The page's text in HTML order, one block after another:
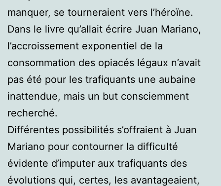
manquer, se tourneraient vers l’héroïne.
Dans le livre qu’allait écrire Juan Mariano,
l’accroissement exponentiel de la
consommation des opiacés légaux n’avait
pas été pour les trafiquants une aubaine
inattendue, mais un but consciemment
recherché.
Différentes possibilités s’offraient à Juan
Mariano pour contourner la difficulté
évidente d’imputer aux trafiquants des
évolutions qui, certes, les avantageaient,